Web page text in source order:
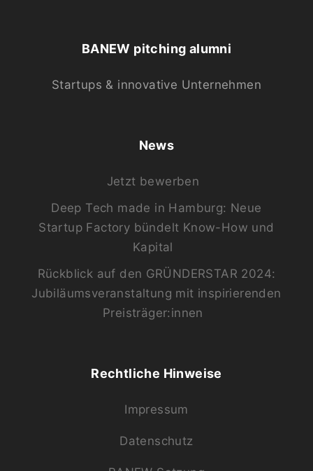
BANEW pitching alumni
Startups & innovative Unternehmen
News
Jetzt bewerben
Deep Tech made in Hamburg: Neue
Startup Factory bündelt Know-How und
Kapital
Rückblick auf den GRÜNDERSTAR 2024:
Jubiläumsveranstaltung mit inspirierenden
Preisträger:innen
Rechtliche Hinweise
Impressum
Datenschutz